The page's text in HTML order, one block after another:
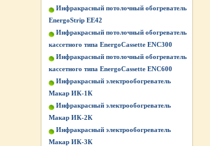
Инфракрасный потолочный обогреватель
EnergoStrip EE42
Инфракрасный потолочный обогреватель
кассетного типа EnergoCassette ENC300
Инфракрасный потолочный обогреватель
кассетного типа EnergoCassette ENC600
Инфракрасный электрообогреватель
Макар ИК-1К
Инфракрасный электрообогреватель
Макар ИК-2К
Инфракрасный электрообогреватель
Макар ИК-3К